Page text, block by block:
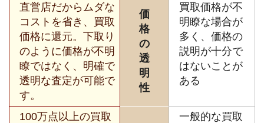
直営店だからムダな
コストを省き、買取
価格に還元。下取り
のように価格が不明
瞭ではなく、明確で
透明な査定が可能で
す。
価
格
の
透
明
性
買取価格が不
明瞭な場合が
多く、価格の
説明が十分で
はないことが
ある
100万点以上の買取
一般的な買取